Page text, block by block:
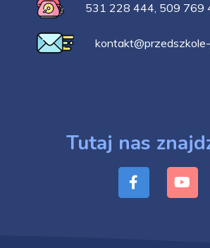
531 228 444, 509 769
Tutaj nas